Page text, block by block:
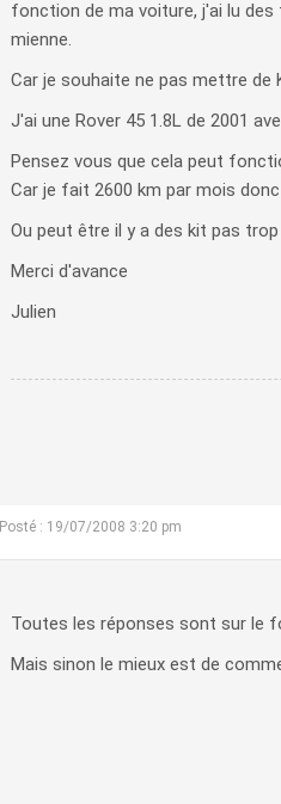
fonction de ma voiture, j'ai lu
mienne.
Car je souhaite ne pas mettre de
J'ai une Rover 45 1.8L de 2001
Pensez vous que cela peut
Car je fait 2600 km par mois
Ou peut être il y a des kit pas
Merci d'avance
Julien
Posté : 19/07/2008 3:20 pm
Toutes les réponses sont sur le
Mais sinon le mieux est de